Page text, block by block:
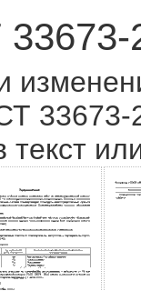
33673-
текст